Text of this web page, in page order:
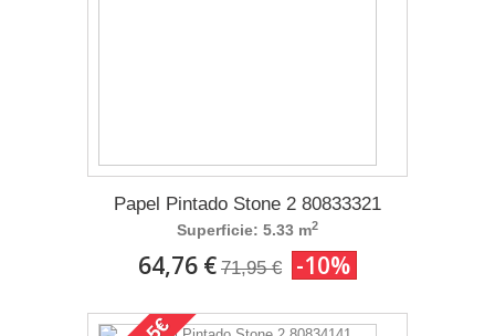
Papel Pintado Stone 2 80833321
Superficie: 5.33 m2
64,76 € 71,95 € -10%